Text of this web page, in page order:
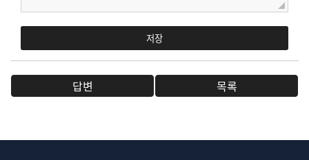
저장
답변 목록